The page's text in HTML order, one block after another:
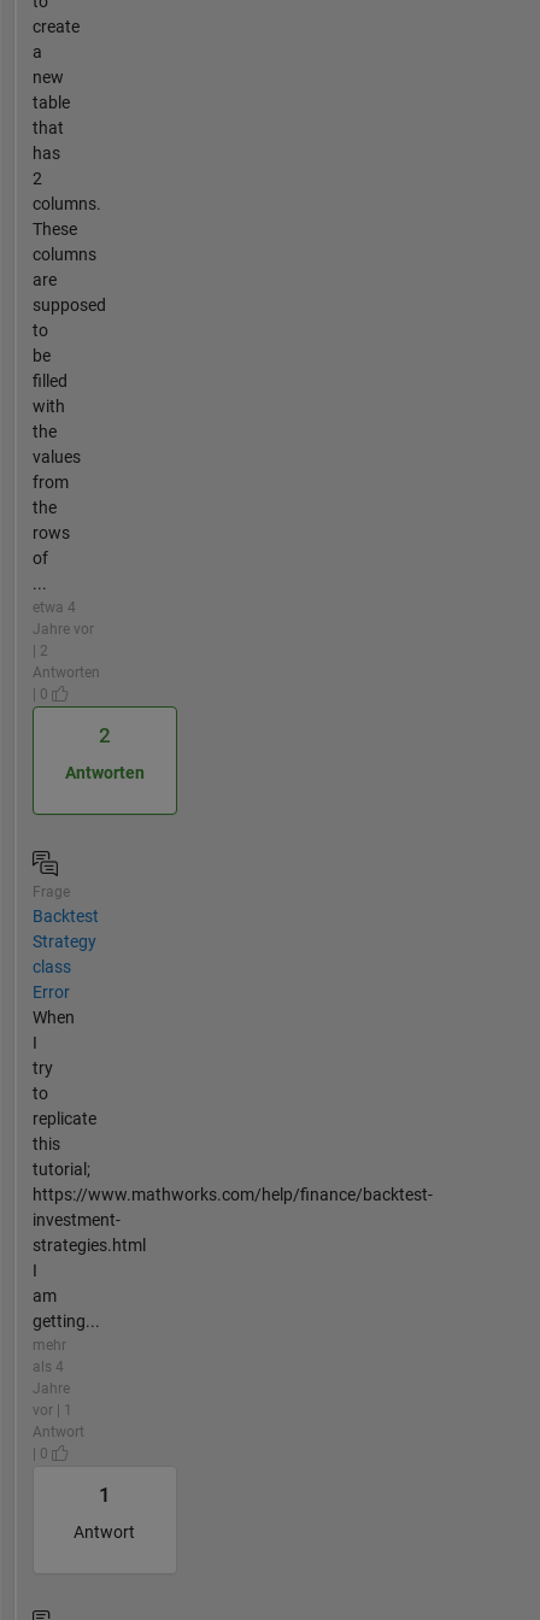
create
a
new
table
that
has
2
columns.
These
columns
are
supposed
to
be
filled
with
the
values
from
the
rows
of
...
etwa 4
Jahre vor
| 2
Antworten
| 0
2
Antworten
Frage
Backtest
Strategy
class
Error
When
I
try
to
replicate
this
tutorial;
https://www.mathworks.com/help/finance/backtest-
investment-
strategies.html
I
am
getting...
mehr
als 4
Jahre
vor | 1
Antwort
| 0
1
Antwort